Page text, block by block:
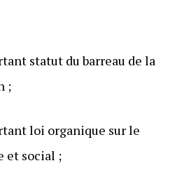
statut du barreau de la
;
loi organique sur le
et social ;